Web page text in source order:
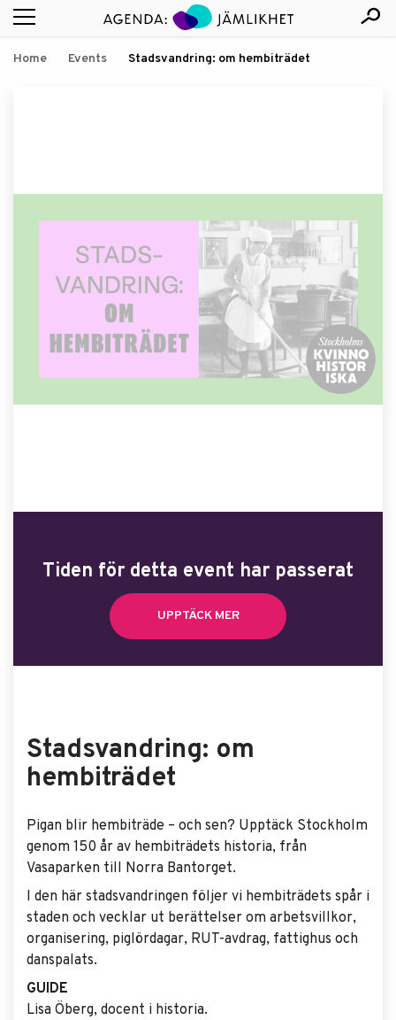
Home Events Stadsvandring: om hembiträdet
Tiden för detta event har passerat
UPPTÄCK MER
Stadsvandring: om
hembiträdet
Pigan blir hembiträde – och sen? Upptäck Stockholm
genom 150 år av hembiträdets historia, från
Vasaparken till Norra Bantorget.
I den här stadsvandringen följer vi hembiträdets spår i
staden och vecklar ut berättelser om arbetsvillkor,
organisering, piglördagar, RUT-avdrag, fattighus och
danspalats.
GUIDE
Lisa Öberg, docent i historia.